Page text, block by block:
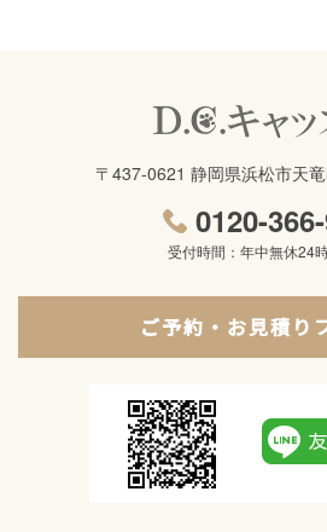
〒437-0621 静岡県浜松市天
0120-
受付時間：年中無休24
ご予約・お見積り